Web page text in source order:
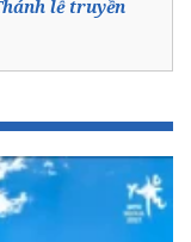
lễ truyền